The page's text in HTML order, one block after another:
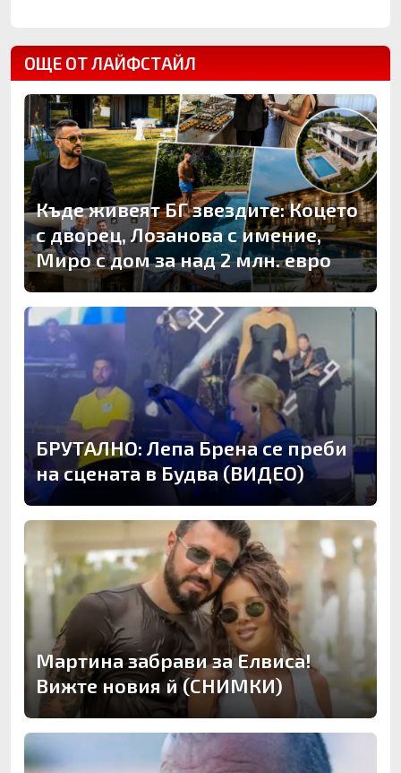
ОЩЕ ОТ ЛАЙФСТАЙЛ
Къде живеят БГ звездите: Коцето
с дворец, Лозанова с имение,
Миро с дом за над 2 млн. евро
БРУТАЛНО: Лепа Брена се преби
на сцената в Будва (ВИДЕО)
Мартина забрави за Елвиса!
Вижте новия й (СНИМКИ)